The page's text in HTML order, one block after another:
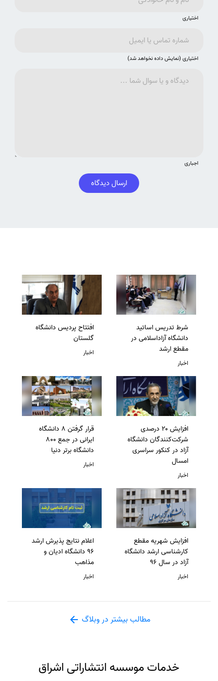
اختیاری
اختیاری (نمایش داده نخواهد شد)
اجباری
ارسال دیدگاه
شرط تدریس اساتید
دانشگاه آزاداسلامی در
مقطع ارشد
اخبار
افتتاح پردیس دانشگاه
گلستان
اخبار
افزایش ۲۰ درصدی
شرکت‌کنندگان دانشگاه
آزاد در کنکور سراسری
امسال
اخبار
قرار گرفتن 8 دانشگاه
ایرانی در جمع 800
دانشگاه برتر دنیا
اخبار
افزایش شهریه مقطع
کارشناسی ارشد دانشگاه
آزاد در سال 96
اخبار
اعلام نتایج پذیرش ارشد
96 دانشگاه ادیان و
مذاهب
اخبار
مطالب بیشتر در وبلاگ
خدمات موسسه انتشاراتی اشراق